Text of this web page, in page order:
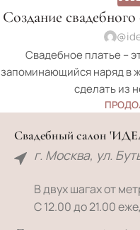
Cоздание
Свадебное платье –
запоминающийся наряд в
сделать из
Свадебный салон
г. Москва, ул.
В двух шагах от
С 12.00 до 21.00